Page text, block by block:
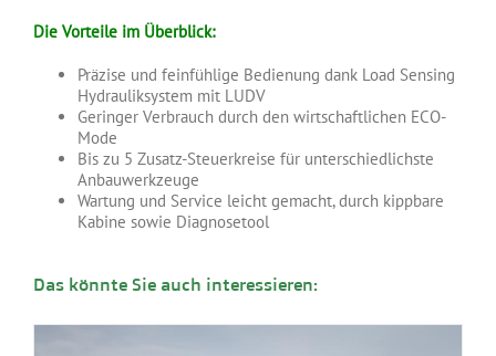
Die Vorteile im Überblick:
Präzise und feinfühlige Bedienung dank Load Sensing
Hydrauliksystem mit LUDV
Geringer Verbrauch durch den wirtschaftlichen ECO-
Mode
Bis zu 5 Zusatz-Steuerkreise für unterschiedlichste
Anbauwerkzeuge
Wartung und Service leicht gemacht, durch kippbare
Kabine sowie Diagnosetool
Das könnte Sie auch interessieren: